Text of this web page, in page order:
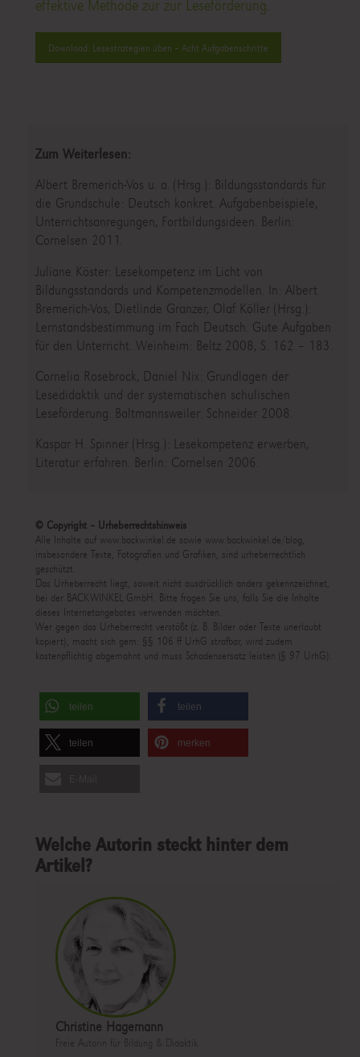
effektive Methode zur zur Leseförderung
Download: Lesestrategien üben – Acht Aufgabenschritte
Zum Weiterlesen:
Albert Bremerich-Vos u. a. (Hrsg.): Bildungsstandards für
die Grundschule: Deutsch konkret. Aufgabenbeispiele,
Unterrichtsanregungen, Fortbildungsideen. Berlin:
Cornelsen 2011.
Juliane Köster: Lesekompetenz im Licht von
Bildungsstandards und Kompetenzmodellen. In: Albert
Bremerich-Vos, Dietlinde Granzer, Olaf Köller (Hrsg.):
Lernstandsbestimmung im Fach Deutsch. Gute Aufgaben
für den Unterricht. Weinheim: Beltz 2008, S. 162 – 183.
Cornelia Rosebrock, Daniel Nix: Grundlagen der
Lesedidaktik und der systematischen schulischen
Leseförderung. Baltmannsweiler: Schneider 2008.
Kaspar H. Spinner (Hrsg.): Lesekompetenz erwerben,
Literatur erfahren. Berlin: Cornelsen 2006.
© Copyright – Urheberrechtshinweis
Alle Inhalte auf www.backwinkel.de sowie www.backwinkel.de/blog,
insbesondere Texte, Fotografien und Grafiken, sind urheberrechtlich
geschützt.
Das Urheberrecht liegt, soweit nicht ausdrücklich anders gekennzeichnet,
bei der BACKWINKEL GmbH. Bitte fragen Sie uns, falls Sie die Inhalte
dieses Internetangebotes verwenden möchten.
Wer gegen das Urheberrecht verstößt (z. B. Bilder oder Texte unerlaubt
kopiert), macht sich gem. §§ 106 ff UrhG strafbar, wird zudem
kostenpflichtig abgemahnt und muss Schadensersatz leisten (§ 97 UrhG).
teilen teilen
teilen merken
Welche Autorin steckt hinter dem
Artikel?
Christine Hagemann
Freie Autorin für Bildung & Didaktik